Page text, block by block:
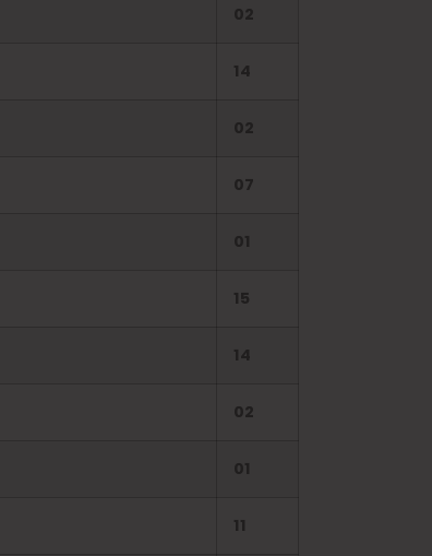
02
14
02
07
01
15
14
02
01
11